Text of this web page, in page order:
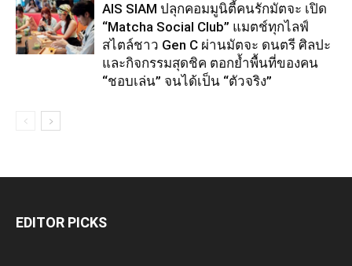
AIS SIAM ปลุกคอมมูนิตี้คนรักมัตจะ เปิด
“Matcha Social Club” แมตช์ทุกไลฟ์
สไตล์ชาว Gen C ผ่านมัตจะ ดนตรี ศิลปะ
และกิจกรรมสุดชิค ตอกย้ำพื้นที่ของคน
“ชอบเล่น” จนได้เป็น “ตัวจริง”
EDITOR PICKS